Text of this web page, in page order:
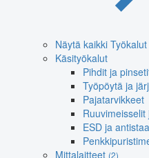
Näytä kaikki
Käsityökalut
Pihdit ja
Työpöytä ja
Pajatarvikkeet
ESD ja
Mittalaitteet (2)